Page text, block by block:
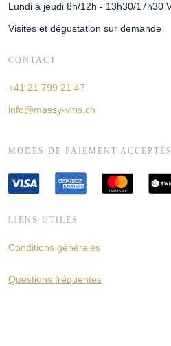
Lundi à jeudi 8h/12h - 13h30/17h30
Visites et dégustation sur demande
CONTACT
+41 21 799 21 47
info@massy-vins.ch
MODES DE PAIEMENT ACCEPTÉS
LIENS UTILES
Conditions générales
Questions fréquentes